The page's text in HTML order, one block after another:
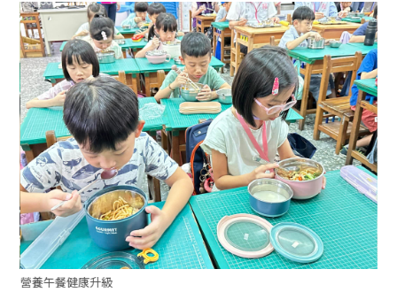
營養午餐健康升級